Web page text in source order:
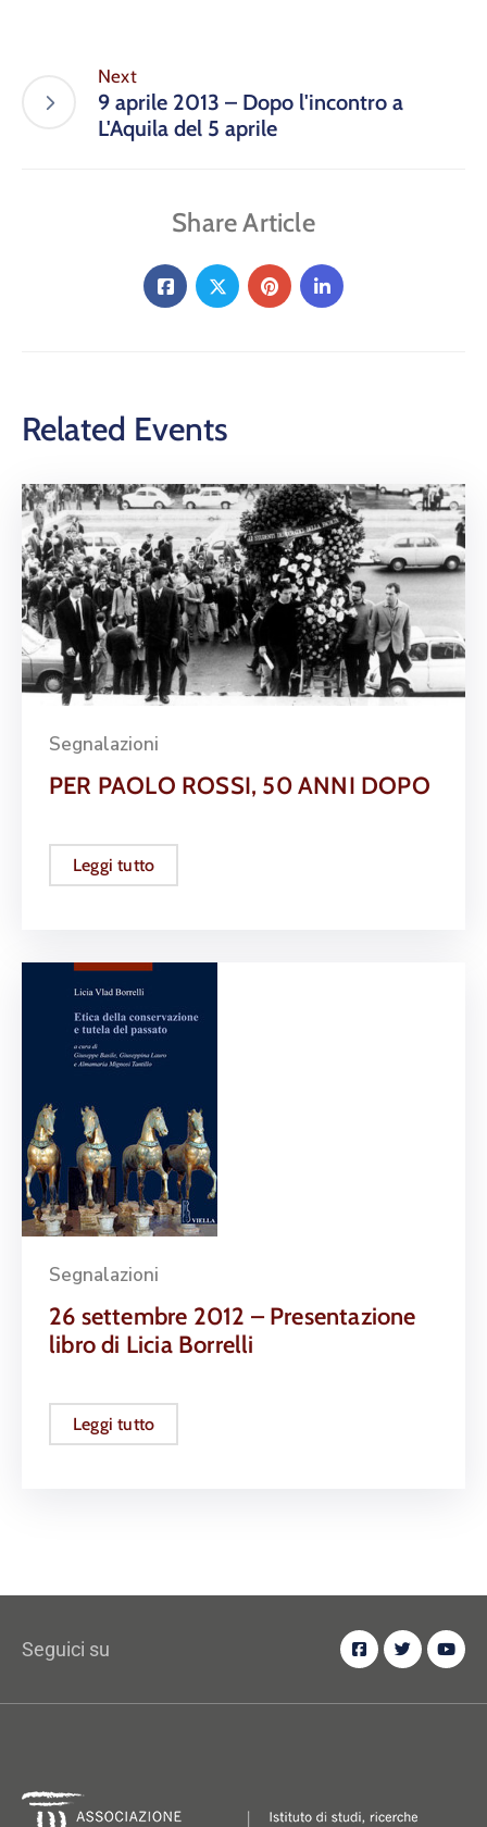
Next
9 aprile 2013 – Dopo l'incontro a
L'Aquila del 5 aprile
Share Article
Related Events
Segnalazioni
PER PAOLO ROSSI, 50 ANNI DOPO
Leggi tutto
Segnalazioni
26 settembre 2012 – Presentazione
libro di Licia Borrelli
Leggi tutto
Seguici su